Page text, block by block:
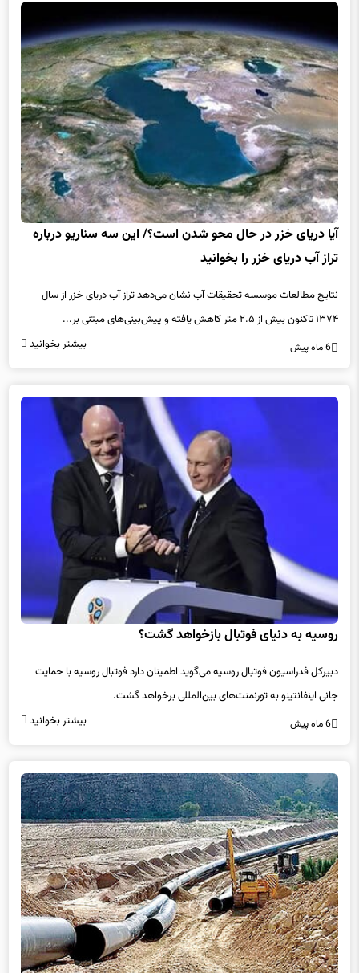
آیا دریای خزر در حال محو شدن است؟/ این سه سناریو درباره
تراز آب دریای خزر را بخوانید
نتایج مطالعات موسسه تحقیقات آب نشان می‌دهد تراز آب دریای خزر از سال
۱۳۷۴ تاکنون بیش از ۲.۵ متر کاهش یافته و پیش‌بینی‌های مبتنی بر...
6 ماه پیش بیشتر بخوانید
روسیه به دنیای فوتبال بازخواهد گشت؟
دبیرکل فدراسیون فوتبال روسیه می‌گوید اطمینان دارد فوتبال روسیه با حمایت
جانی اینفانتینو به تورنمنت‌های بین‌المللی برخواهد گشت.
6 ماه پیش بیشتر بخوانید